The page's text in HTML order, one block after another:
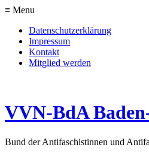
≡ Menu
Datenschutzerklärung
Impressum
Kontakt
Mitglied werden
VVN-BdA
Bund der Antifaschistinnen und